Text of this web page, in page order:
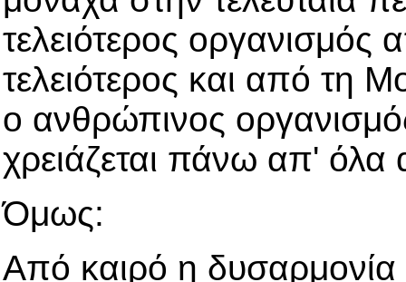
τελειότερος
τελειότερος και από τη
ο ανθρώπινος
χρειάζεται πάνω απ'
Όμως:
Από καιρό η δυσαρμονία